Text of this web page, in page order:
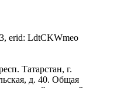
LdtCKWmeo
Татарстан, г.
д. 40. Общая